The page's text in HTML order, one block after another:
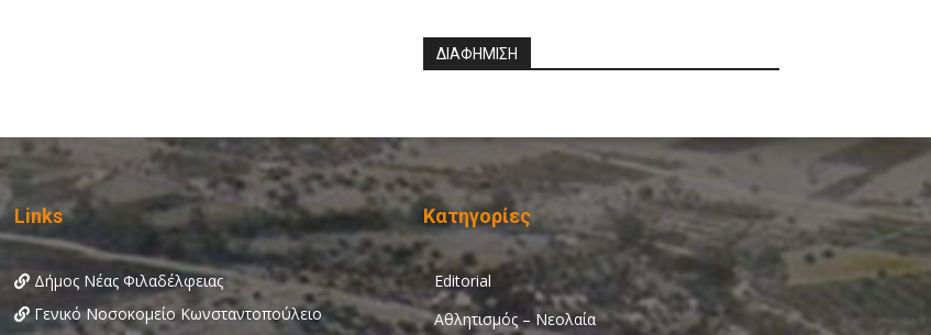
ΔΙΑΦΗΜΙΣΗ
Links
Δήμος Νέας Φιλαδέλφειας
Γενικό Νοσοκομείο Κωνσταντοπούλειο
Κατηγορίες
Editorial
Αθλητισμός – Νεολαία